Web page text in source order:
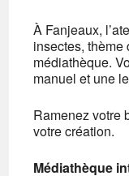
À Fanjeaux,
insectes, thème
médiathèque.
manuel et une
Ramenez votre
votre création.
Médiathèque